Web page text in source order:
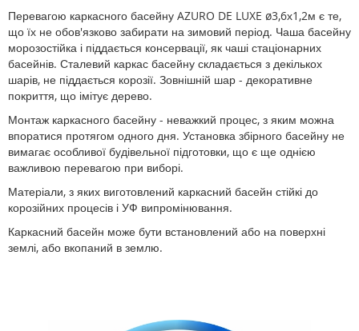
Перевагою каркасного басейну AZURO DE LUXE ø3,6х1,2м є те,
що їх не обов'язково забирати на зимовий період. Чаша басейну
морозостійка і піддається консервації, як чаші стаціонарних
басейнів. Сталевий каркас басейну складається з декількох
шарів, не піддається корозії. Зовнішній шар - декоративне
покриття, що імітує дерево.
Монтаж каркасного басейну - неважкий процес, з яким можна
впоратися протягом одного дня. Установка збірного басейну не
вимагає особливої ​​будівельної підготовки, що є ще однією
важливою перевагою при виборі.
Матеріали, з яких виготовлений каркасний басейн стійкі до
корозійних процесів і УФ випромінювання.
Каркасний басейн може бути встановлений або на поверхні
землі, або вкопаний в землю.